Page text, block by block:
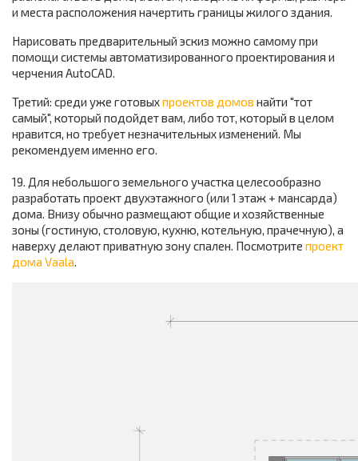
и места расположения начертить границы жилого здания.
Нарисовать предварительный эскиз можно самому при
помощи системы автоматизированного проектирования и
черчения AutoCAD.
Третий: среди уже готовыхпроектов домов найти "тот
самый", который подойдет вам, либо тот, который в целом
нравится, но требует незначительных изменений. Мы
рекомендуем именно его.
19. Для небольшого земельного участка целесообразно
разработать проект двухэтажного (или 1 этаж + мансарда)
дома. Внизу обычно размещают общие и хозяйственные
зоны (гостиную, столовую, кухню, котельную, прачечную), а
наверху делают приватную зону спален. Посмотрите проект
дома Vaala